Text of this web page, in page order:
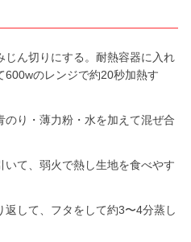
じん切りにする。耐熱容器に入れ
600wのレンジで約20秒加熱す
のり・薄力粉・水を加えて混ぜ合
いて、弱火で熱し生地を食べやす
して、フタをして約3〜4分蒸し